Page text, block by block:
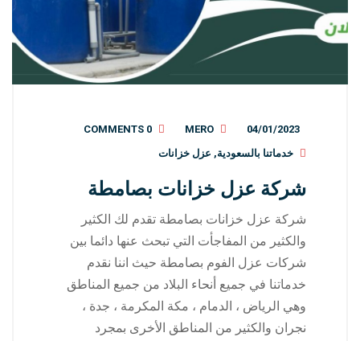
04/01/2023
MERO
0 COMMENTS
خدماتنا بالسعودية, عزل خزانات
شركة عزل خزانات بصامطة
شركة عزل خزانات بصامطة تقدم لك الكثير
والكثير من المفاجأت التي تبحث عنها دائما بين
شركات عزل الفوم بصامطة حيث اننا نقدم
خدماتنا في جميع أنحاء البلاد من جميع المناطق
وهي الرياض ، الدمام ، مكة المكرمة ، جدة ،
نجران والكثير من المناطق الأخرى بمجرد